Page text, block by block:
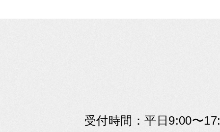
受付時間：平日9:00〜